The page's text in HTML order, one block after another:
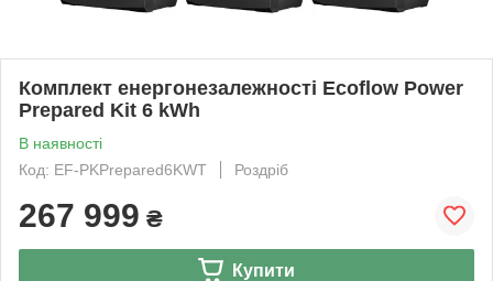
Комплект енергонезалежності Ecoflow Power
Prepared Kit 6 kWh
В наявності
Код: EF-PKPrepared6KWT
Роздріб
267 999 ₴
Купити